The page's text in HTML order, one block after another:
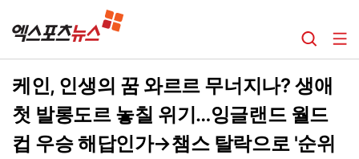
케인, 인생의 꿈 와르르 무너지나? 생애
첫 발롱도르 놓칠 위기…잉글랜드 월드
컵 우승 해답인가→챔스 탈락으로 '순위